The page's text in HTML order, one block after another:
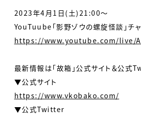
2023年4月1日(土)21:00〜
YouTuube「影野ゾウの螺旋怪談」チャ
https://www.youtube.com/live/
最新情報は「故箱」公式サイト＆公式
▼公式サイト
https://www.vkobako.com/
▼公式Twitter